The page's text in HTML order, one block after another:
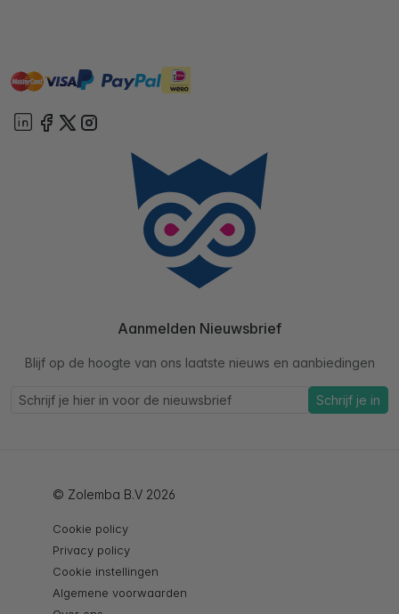
mastervisa paypal ideal
Aanmelden Nieuwsbrief
Blijf op de hoogte van ons laatste nieuws en aanbiedingen
Schrijf je in
© Zolemba B.V 2026
Cookie policy
Privacy policy
Cookie instellingen
Algemene voorwaarden